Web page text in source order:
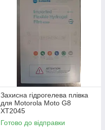
Захисна гідрогелева плівка
для Motorola Moto G8
XT2045
Готово до відправки